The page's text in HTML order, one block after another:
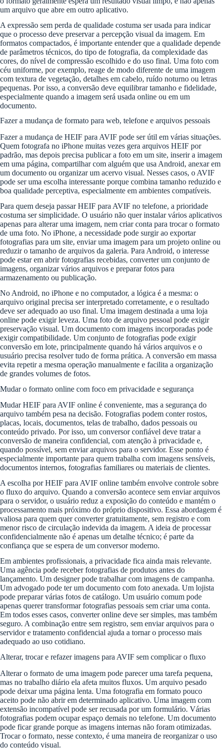
um arquivo que abre em outro aplicativo.
A expressão sem perda de qualidade costuma ser usada para indicar
que o processo deve preservar a percepção visual da imagem. Em
formatos compactados, é importante entender que a qualidade depende
de parâmetros técnicos, do tipo de fotografia, da complexidade das
cores, do nível de compressão escolhido e do uso final. Uma foto com
céu uniforme, por exemplo, reage de modo diferente de uma imagem
com textura de vegetação, detalhes em cabelo, ruído noturno ou letras
pequenas. Por isso, a conversão deve equilibrar tamanho e fidelidade,
especialmente quando a imagem será usada online ou em um
documento.
Fazer a mudança de formato para web, telefone e arquivos pessoais
Fazer a mudança de HEIF para AVIF pode ser útil em várias situações.
Quem fotografa no iPhone muitas vezes gera arquivos HEIF por
padrão, mas depois precisa publicar a foto em um site, inserir a imagem
em uma página, compartilhar com alguém que usa Android, anexar em
um documento ou organizar um acervo visual. Nesses casos, o AVIF
pode ser uma escolha interessante porque combina tamanho reduzido e
boa qualidade perceptiva, especialmente em ambientes compatíveis.
Para quem deseja passar HEIF para AVIF no telefone, a prioridade
costuma ser simplicidade. O usuário não quer instalar vários aplicativos
apenas para alterar uma imagem, nem criar conta para trocar o formato
de uma foto. No iPhone, a necessidade pode surgir ao exportar
fotografias para um site, enviar uma imagem para um projeto online ou
reduzir o tamanho de arquivos da galeria. Para Android, o interesse
pode estar em abrir fotografias recebidas, converter um conjunto de
imagens, organizar vários arquivos e preparar fotos para
armazenamento ou publicação.
No Android, no iPhone e no computador, a lógica é a mesma: o
arquivo original precisa ser interpretado corretamente, e o resultado
deve ser adequado ao uso final. Uma imagem destinada a uma loja
online pode exigir leveza. Uma foto de arquivo pessoal pode exigir
preservação visual. Um documento com imagens incorporadas pode
exigir compatibilidade. Um conjunto de fotografias pode exigir
conversão em lote, principalmente quando há vários arquivos e o
usuário precisa resolver tudo de forma prática. A conversão em massa
evita repetir a mesma operação manualmente e facilita a organização
de grandes volumes de fotos.
Mudar o formato online com foco em privacidade e segurança
Mudar HEIF para AVIF online é conveniente, mas a segurança do
arquivo também pesa na decisão. Fotografias podem conter rostos,
placas, locais, documentos, telas de trabalho, dados pessoais ou
conteúdo privado. Por isso, um conversor confiável deve tratar a
conversão de maneira confidencial, com atenção à privacidade e,
quando possível, sem enviar arquivos para o servidor. Esse ponto é
especialmente importante para quem trabalha com imagens sensíveis,
documentos internos, fotografias familiares ou materiais de clientes.
A escolha por HEIF para AVIF online também envolve controle sobre
o fluxo do arquivo. Quando a conversão acontece sem enviar arquivos
para o servidor, o usuário reduz a exposição do conteúdo e mantém o
processamento mais próximo do próprio dispositivo. Essa abordagem é
valiosa para quem quer converter gratuitamente, sem registro e com
menor risco de circulação indevida da imagem. A ideia de processar
confidencialmente não é apenas um detalhe técnico; é parte da
confiança que se espera de um conversor moderno.
Em ambientes profissionais, a privacidade fica ainda mais relevante.
Uma agência pode receber fotografias de produtos antes do
lançamento. Um designer pode trabalhar com imagens de campanha.
Um advogado pode ter um documento com foto anexada. Um lojista
pode preparar várias fotos de catálogo. Um usuário comum pode
apenas querer transformar fotografias pessoais sem criar uma conta.
Em todos esses casos, converter online deve ser simples, mas também
seguro. A combinação entre sem registro, sem enviar arquivos para o
servidor e tratamento confidencial ajuda a tornar o processo mais
adequado ao uso cotidiano.
Alterar, trocar e refazer imagens para AVIF sem complicar o fluxo
Alterar o formato de uma imagem pode parecer uma tarefa pequena,
mas no trabalho diário ela afeta muitos fluxos. Um arquivo pesado
pode deixar uma página lenta. Uma fotografia em formato pouco
aceito pode não abrir em determinado aplicativo. Uma imagem com
extensão incompatível pode ser recusada por um formulário. Várias
fotografias podem ocupar espaço demais no telefone. Um documento
pode ficar grande porque as imagens internas não foram otimizadas.
Trocar o formato, nesse contexto, é uma maneira de reorganizar o uso
do conteúdo visual.